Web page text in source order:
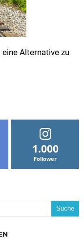
Alternative zu
1.000
Follower